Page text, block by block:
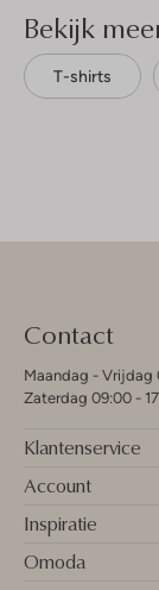
Bekijk
T-shirts
Contact
Maandag - Vrijdag
Zaterdag 09:00 -
Klantenservice
Account
Inspiratie
Omoda